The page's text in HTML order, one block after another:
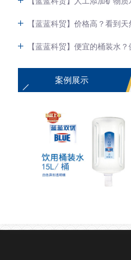
【蓝蓝科贸】价格高？看到
【蓝蓝科贸】便宜的桶装水
案例展示